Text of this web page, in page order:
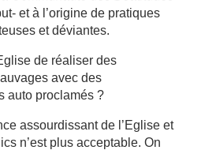
et à l’origine de pratiques
et déviantes.
de réaliser des
avec des
auto proclamés ?
assourdissant de l’Eglise et
n’est plus acceptable. On